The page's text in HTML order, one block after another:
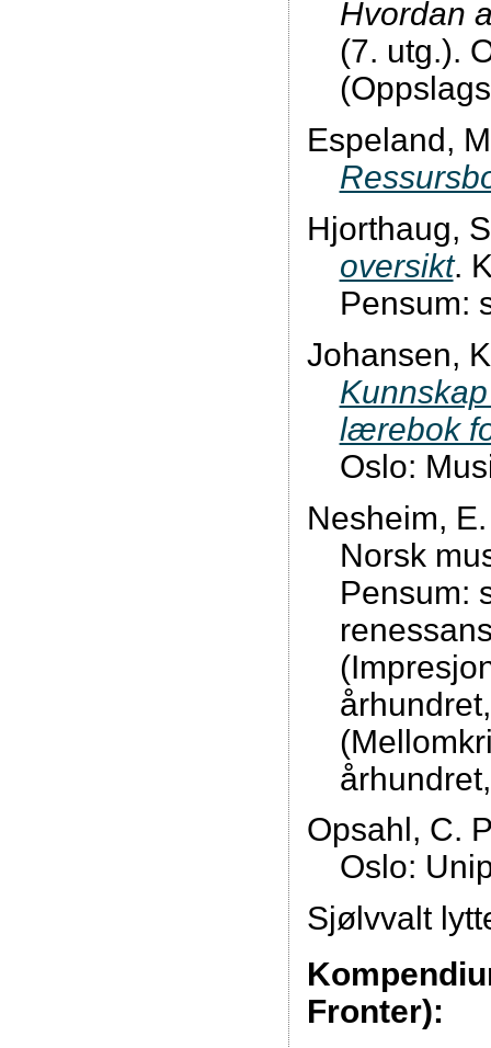
Hvordan
(7. utg.).
Espeland,
Hjorthaug,
oversikt.
Pensum:
Johansen,
lærebok
Oslo:
Nesheim,
Norsk
Pensum:
Opsahl, C.
Oslo:
Sjølvvalt
Fronter):